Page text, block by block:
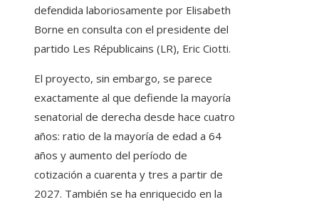
defendida laboriosamente por Elisabeth
Borne en consulta con el presidente del
partido Les Républicains (LR), Eric Ciotti.
El proyecto, sin embargo, se parece
exactamente al que defiende la mayoría
senatorial de derecha desde hace cuatro
años: ratio de la mayoría de edad a 64
años y aumento del período de
cotización a cuarenta y tres a partir de
2027. También se ha enriquecido en la